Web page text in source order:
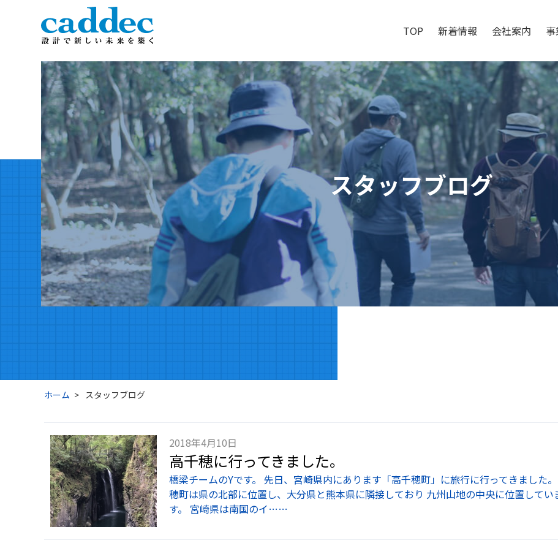
TOP 新着情報 会社案内
スタッフブログ
ホーム スタッフブログ
2018年4月10日
高千穂に行ってきました。
橋梁チームのYです。 先日、宮崎県内にあります「高千穂町」に旅行に行ってきました
穂町は県の北部に位置し、大分県と熊本県に隣接しており 九州山地の中央に位置してい
す。 宮崎県は南国のイ……